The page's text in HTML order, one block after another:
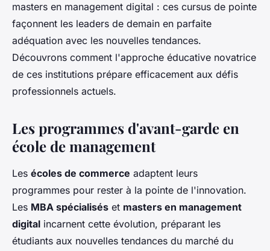
masters en management digital : ces cursus de pointe
façonnent les leaders de demain en parfaite
adéquation avec les nouvelles tendances.
Découvrons comment l'approche éducative novatrice
de ces institutions prépare efficacement aux défis
professionnels actuels.
Les programmes d'avant-garde en
école de management
Les écoles de commerce adaptent leurs
programmes pour rester à la pointe de l'innovation.
Les MBA spécialisés et masters en management
digital incarnent cette évolution, préparant les
étudiants aux nouvelles tendances du marché du